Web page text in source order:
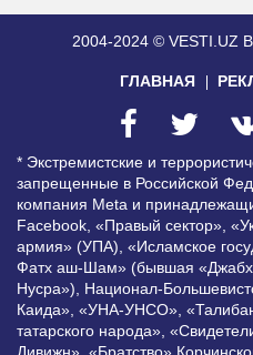
2004-2024 © VESTI.UZ
ГЛАВНАЯ
* Экстремистские и
запрещенные в Российской
компания Meta и
Facebook, «Правый сектор»,
армия» (УПА), «Исламское
Фатх аш-Шам» (бывшая
Нусра»), Национал-
Каида», «УНА-УНСО»,
татарского народа»,